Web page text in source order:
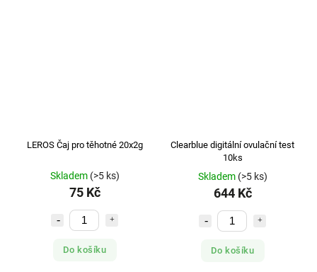
LEROS Čaj pro těhotné 20x2g
Skladem (>5 ks)
75 Kč
Do košíku
Clearblue digitální ovulační test
10ks
Skladem (>5 ks)
644 Kč
Do košíku